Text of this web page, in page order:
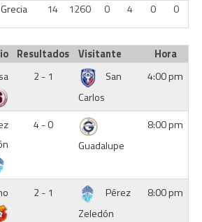
Grecia 14 1260 0 4 0 0
Resultados Visitante
Hora
2 - 1
San
Carlos
4:00 pm
4 - 0
Guadalupe
8:00 pm
2 - 1
Pérez
Zeledón
8:00 pm